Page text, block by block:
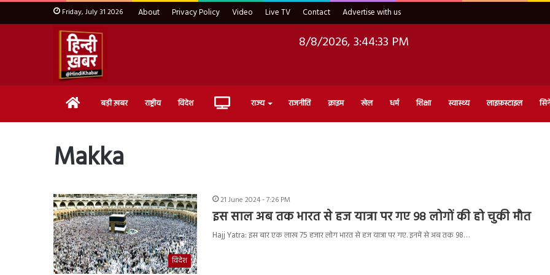
Friday, July 31 2026 About Privacy Policy Video Live TV Contact Advertise with us
8/8/2026, 3:44:34 PM
Home बड़ी ख़बर राष्ट्रीय विदेश Live राज्य राजनीति क्राइम खेल धर्म शिक्षा स्वास्थ्य लाइफ़स्टाइल
Makka
विदेश
21 June 2024 - 7:26 PM
इस साल अब तक भारत से हज यात्रा पर गए 98 लोगों की हो चुकी मौत
Hajj Yatra: इस बार एक लाख 75 हजार लोग भारत से हज यात्रा पर गए. इनमें से अब तक 98…